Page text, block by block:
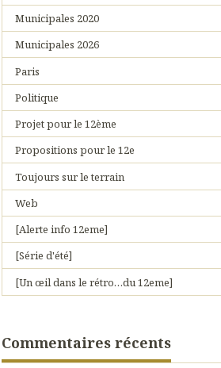
Municipales 2020
Municipales 2026
Paris
Politique
Projet pour le 12ème
Propositions pour le 12e
Toujours sur le terrain
Web
[Alerte info 12eme]
[Série d'été]
[Un œil dans le rétro…du 12eme]
Commentaires récents